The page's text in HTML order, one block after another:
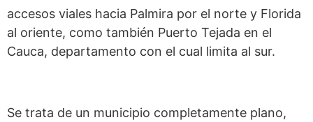
accesos viales hacia Palmira por el norte y Florida
al oriente, como también Puerto Tejada en el
Cauca, departamento con el cual limita al sur.
Se trata de un municipio completamente plano,